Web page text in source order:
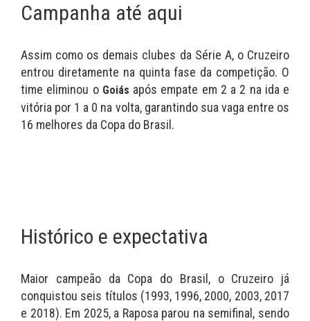
Campanha até aqui
Assim como os demais clubes da Série A, o Cruzeiro
entrou diretamente na quinta fase da competição. O
time eliminou o Goiás após empate em 2 a 2 na ida e
vitória por 1 a 0 na volta, garantindo sua vaga entre os
16 melhores da Copa do Brasil.
Histórico e expectativa
Maior campeão da Copa do Brasil, o Cruzeiro já
conquistou seis títulos (1993, 1996, 2000, 2003, 2017
e 2018). Em 2025, a Raposa parou na semifinal, sendo